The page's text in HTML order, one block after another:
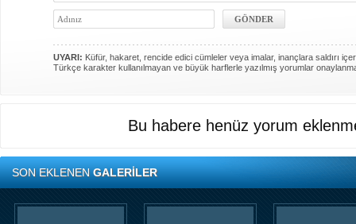
UYARI: Küfür, hakaret, rencide edici cümleler veya imalar, inançlara saldırı
Türkçe karakter kullanılmayan ve büyük harflerle yazılmış yorumlar
Bu habere henüz yorum
SON EKLENENGALERİLER